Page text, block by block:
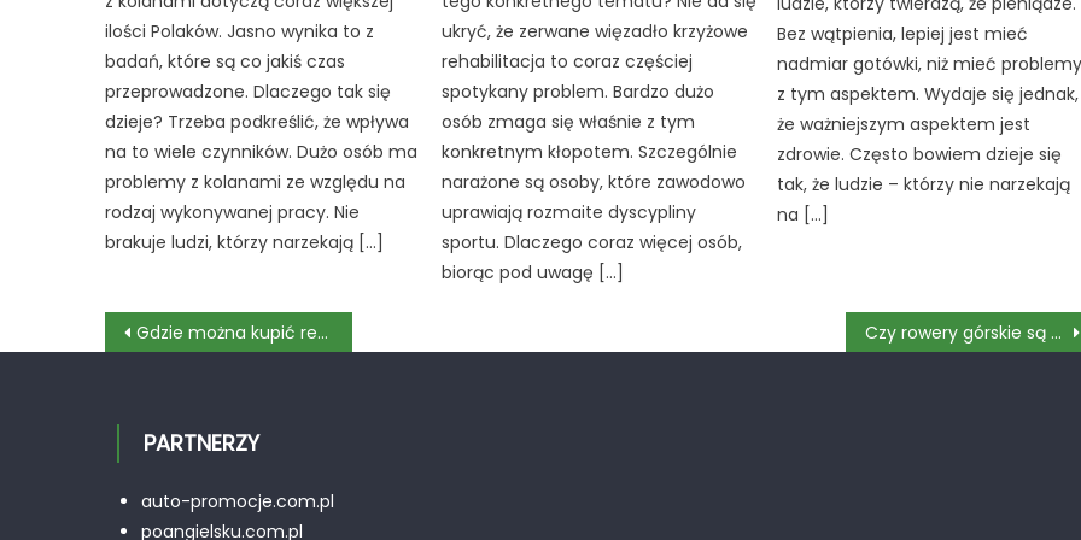
ilości Polaków. Jasno wynika to z
badań, które są co jakiś czas
przeprowadzone. Dlaczego tak się
dzieje? Trzeba podkreślić, że wpływa
na to wiele czynników. Dużo osób ma
problemy z kolanami ze względu na
rodzaj wykonywanej pracy. Nie
brakuje ludzi, którzy narzekają […]
ukryć, że zerwane więzadło krzyżowe
rehabilitacja to coraz częściej
spotykany problem. Bardzo dużo
osób zmaga się właśnie z tym
konkretnym kłopotem. Szczególnie
narażone są osoby, które zawodowo
uprawiają rozmaite dyscypliny
sportu. Dlaczego coraz więcej osób,
biorąc pod uwagę […]
Bez wątpienia, lepiej jest mieć
nadmiar gotówki, niż mieć
z tym aspektem. Wydaje się jednak,
że ważniejszym aspektem jest
zdrowie. Często bowiem dzieje się
tak, że ludzie – którzy nie narzekają
na […]
Nawigacja
Gdzie można kupić regały paletowe używane? Czy rowery górskie są uniwersalne?
PARTNERZY
auto-promocje.com.pl
poangielsku.com.pl